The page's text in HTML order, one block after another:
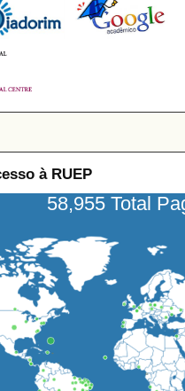
à RUEP
58,955 Total